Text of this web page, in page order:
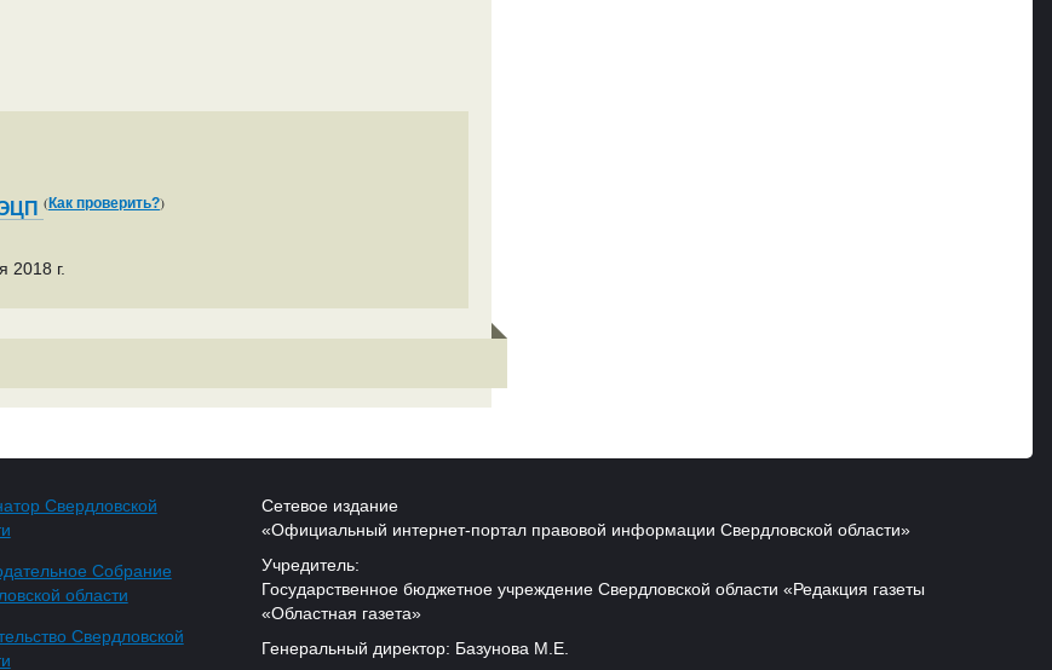
(Как проверить?)
2018 г.
Свердловской
Собрание
области
Свердловской
Сетевое издание
«Официальный интернет-портал правовой информации Свердловской области»
Учредитель:
Государственное бюджетное учреждение Свердловской области «Редакция газеты
«Областная газета»
Генеральный директор: Базунова М.Е.